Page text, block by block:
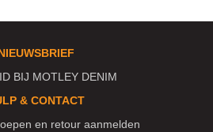
BIJ MOTLEY DENIM
& CONTACT
en retour aanmelden